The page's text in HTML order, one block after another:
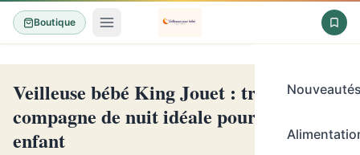
Boutique
Veilleuse bébé King Jouet : trouvez la
compagne de nuit idéale pour votre
enfant